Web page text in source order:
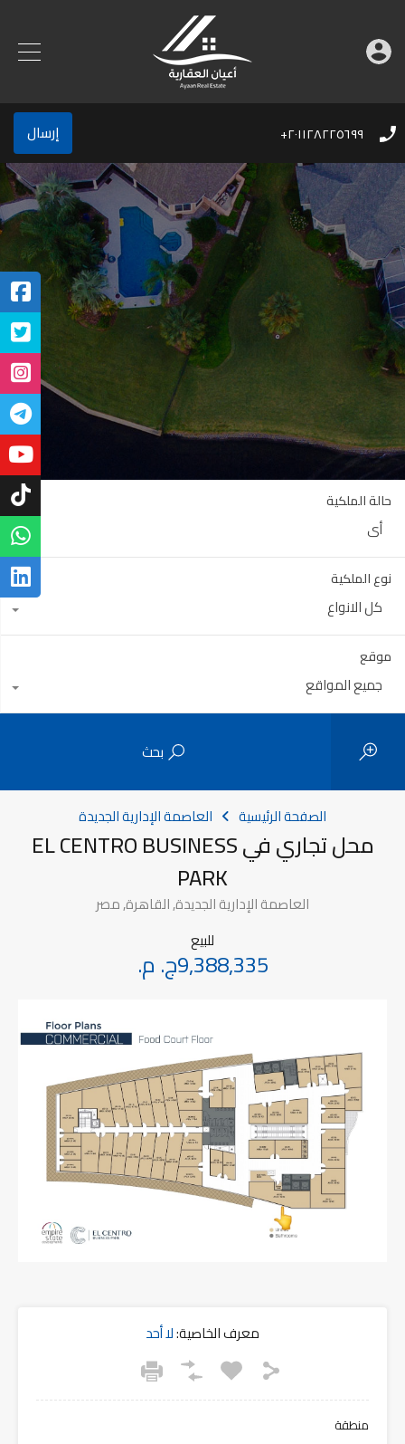
٢٠١١٢٨٢٢٥٦٩٩+ إرسال
حالة الملكية
أي
نوع الملكية
كل الانواع
موقع
جميع المواقع
بحث
الصفحة الرئيسية العاصمة الإدارية الجديدة
محل تجاري في EL CENTRO BUSINESS
PARK
العاصمة الإدارية الجديدة, القاهرة, مصر
للبيع
9,388,335ج. م.
معرف الخاصية:لا أحد
منطقة